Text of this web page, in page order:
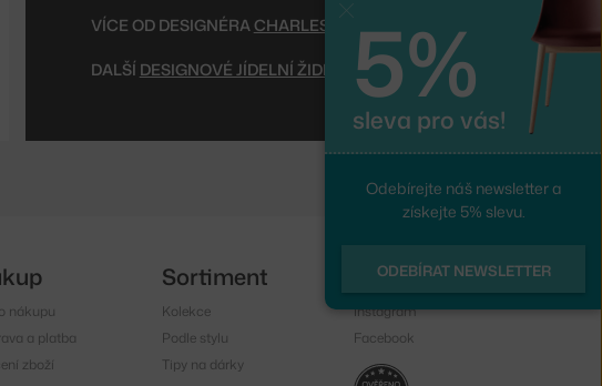
VÍCE OD DESIGNÉRA CHARLES A RAY EAMES
DALŠÍ DESIGNOVÉ JÍDELNÍ ŽIDLE 5%
sleva pro vás!
Odebírejte náš newsletter a
získejte 5% slevu.
ODEBÍRAT NEWSLETTER
nákupu
a platba
zboží
Sortiment
Kolekce
Podle stylu
Tipy na dárky
Sledujte nás
Instagram
Facebook